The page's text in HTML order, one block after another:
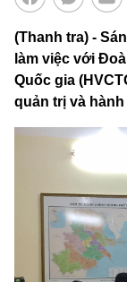
(Thanh tra) -
làm việc với
Quốc gia
quản trị và